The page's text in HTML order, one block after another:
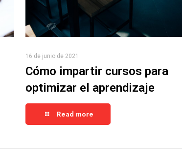
16 de junio de 2021
Cómo impartir cursos para
optimizar el aprendizaje
Read more